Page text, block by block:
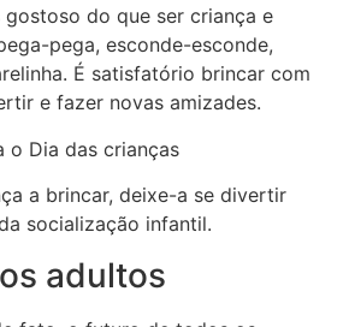
gostoso do que ser criança e
pega, esconde-esconde,
É satisfatório brincar com
e fazer novas amizades.
a brincar, deixe-a se divertir
socialização infantil.
adultos